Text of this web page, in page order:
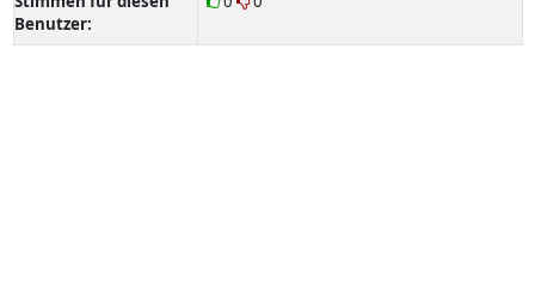
Benutzer: